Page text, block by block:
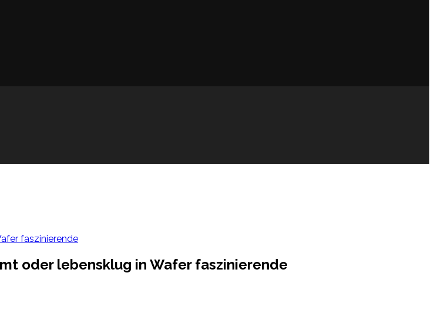
faszinierende
oder lebensklug in Wafer faszinierende